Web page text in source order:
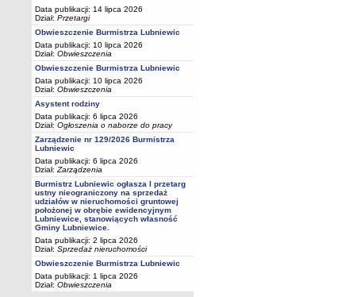
Data publikacji: 14 lipca 2026
Dział: Przetargi
Obwieszczenie Burmistrza Lubniewic
Data publikacji: 10 lipca 2026
Dział: Obwieszczenia
Obwieszczenie Burmistrza Lubniewic
Data publikacji: 10 lipca 2026
Dział: Obwieszczenia
Asystent rodziny
Data publikacji: 6 lipca 2026
Dział: Ogłoszenia o naborze do pracy
Zarządzenie nr 129/2026 Burmistrza
Lubniewic
Data publikacji: 6 lipca 2026
Dział: Zarządzenia
Burmistrz Lubniewic ogłasza I przetarg
ustny nieograniczony na sprzedaż
udziałów w nieruchomości gruntowej
położonej w obrębie ewidencyjnym
Lubniewice, stanowiących własność
Gminy Lubniewice.
Data publikacji: 2 lipca 2026
Dział: Sprzedaż nieruchomości
Obwieszczenie Burmistrza Lubniewic
Data publikacji: 1 lipca 2026
Dział: Obwieszczenia